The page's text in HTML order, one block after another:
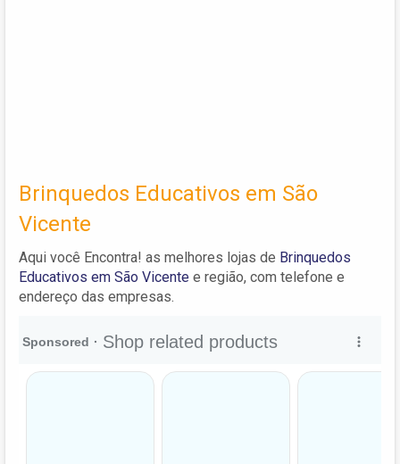
Brinquedos Educativos em São
Vicente
Aqui você Encontra! as melhores lojas de Brinquedos
Educativos em São Vicente e região, com telefone e
endereço das empresas.